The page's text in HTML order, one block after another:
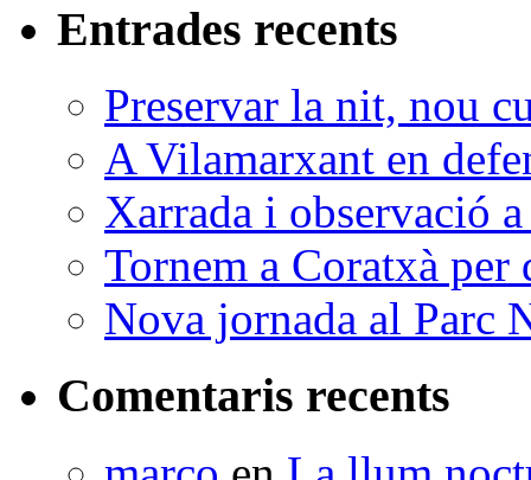
Entrades recents
Preservar la nit, nou
A Vilamarxant en
Xarrada i observació
Tornem a Coratxà per
Nova jornada al Parc
Comentaris recents